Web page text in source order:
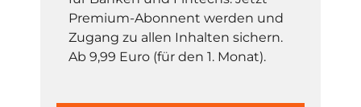
Premium-Abonnent werden und
Zugang zu allen Inhalten sichern.
Ab 9,99 Euro (für den 1. Monat).